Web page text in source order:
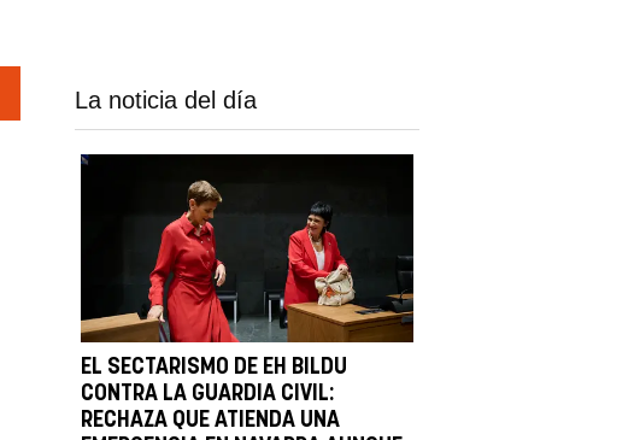
La noticia del día
EL SECTARISMO DE EH BILDU
CONTRA LA GUARDIA CIVIL:
RECHAZA QUE ATIENDA UNA